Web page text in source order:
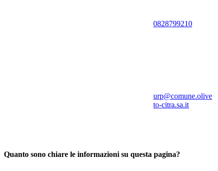
0828799210
urp@comune.olive
to-citra.sa.it
Quanto sono chiare le informazioni su questa pagina?